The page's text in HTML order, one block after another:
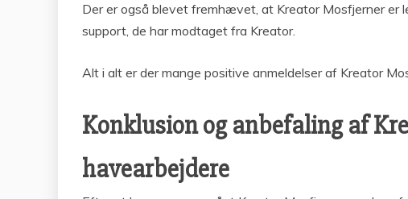
Der er også blevet fremhævet, at Kreator Mosfjerner er
support, de har modtaget fra Kreator.
Alt i alt er der mange positive anmeldelser af Kreator
Konklusion og anbefaling af
havearbejdere